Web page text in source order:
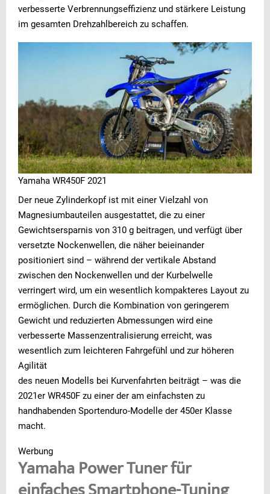
verbesserte Verbrennungseffizienz und stärkere Leistung
im gesamten Drehzahlbereich zu schaffen.
Yamaha WR450F 2021
Der neue Zylinderkopf ist mit einer Vielzahl von
Magnesiumbauteilen ausgestattet, die zu einer
Gewichtsersparnis von 310 g beitragen, und verfügt über
versetzte Nockenwellen, die näher beieinander
positioniert sind – während der vertikale Abstand
zwischen den Nockenwellen und der Kurbelwelle
verringert wird, um ein wesentlich kompakteres Layout zu
ermöglichen. Durch die Kombination von geringerem
Gewicht und reduzierten Abmessungen wird eine
verbesserte Massenzentralisierung erreicht, was
wesentlich zum leichteren Fahrgefühl und zur höheren
Agilität
des neuen Modells bei Kurvenfahrten beiträgt – was die
2021er WR450F zu einer der am einfachsten zu
handhabenden Sportenduro-Modelle der 450er Klasse
macht.
Werbung
Yamaha Power Tuner für